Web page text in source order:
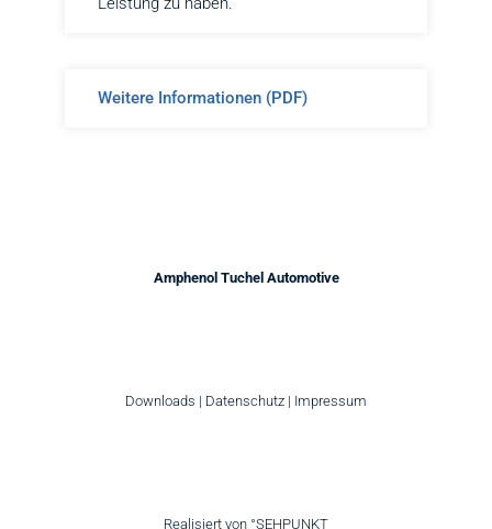
Weitere Informationen (PDF)
Amphenol Tuchel Automotive
Downloads | Datenschutz | Impressum
Realisiert von °SEHPUNKT